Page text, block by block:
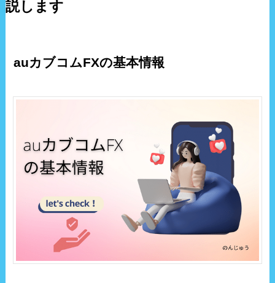
説します
auカブコムFXの基本情報